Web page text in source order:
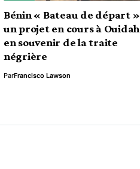
Bénin « Bateau de départ »
un projet en cours à Ouidah
en souvenir de la traite
négrière
ParFrancisco Lawson